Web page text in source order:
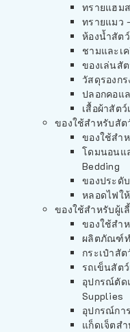
ทรายแฮม
ทรายแมว
ห้องน้ำสัต
ชามและเ
ของเล่นสั
วัสดุรองก
ปลอกคอแ
เสื้อผ้าสัต
ของใช้สำหรับสัต
ของใช้สำ
โดมนอนแ
Bedding
ของประดั
หลอดไฟใ
ของใช้สำหรับผู้เ
ของใช้สำ
ผลิตภัณฑ์ท
กระเป๋าสั
รถเข็นสัต
อุปกรณ์ตัด
Supplies
อุปกรณ์กา
แก็ดเจ็ตส